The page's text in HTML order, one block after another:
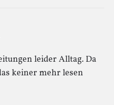
leider Alltag. Da
keiner mehr lesen